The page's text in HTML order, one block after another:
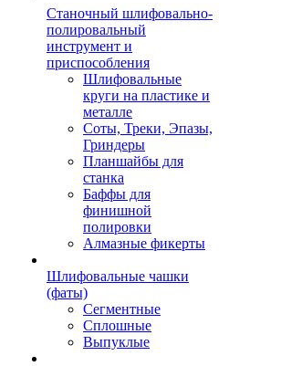
Станочный шлифовально-
полировальный
инструмент и
приспособления
Шлифовальные
круги на пластике и
металле
Соты, Треки, Эпазы,
Гриндеры
Планшайбы для
станка
Баффы для
финишной
полировки
Алмазные фикерты
Шлифовальные чашки
(фаты)
Сегментные
Сплошные
Выпуклые